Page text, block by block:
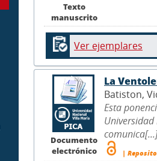
Texto
manuscrito
Ver ejemplares
Documento
electrónico
La
Batiston,
Esta
|